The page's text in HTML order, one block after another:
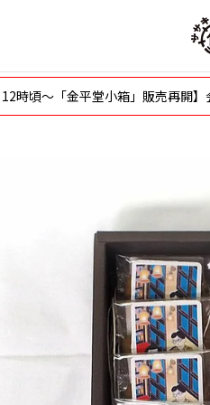
12時頃〜「金平堂小箱」販売再開